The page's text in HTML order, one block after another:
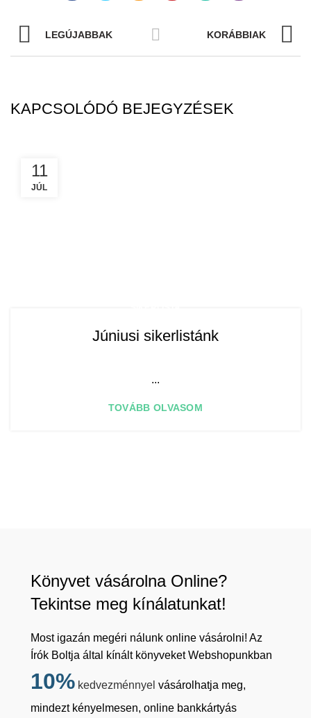
LEGÚJABBAK KORÁBBIAK
KAPCSOLÓDÓ BEJEGYZÉSEK
11
JÚL
Júniusi sikerlistánk
​ ​ ​ ​ ​ ​ ​ ​ ​ ​ ...
TOVÁBB OLVASOM
Könyvet vásárolna Online?
Tekintse meg kínálatunkat!
Most igazán megéri nálunk online vásárolni! Az
Írók Boltja által kínált könyveket Webshopunkban
10% kedvezménnyel vásárolhatja meg,
mindezt kényelmesen, online bankkártyás